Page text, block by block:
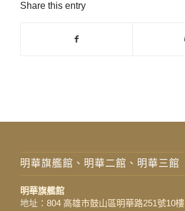
Share this entry
明華旗艦館、明華二館、明華三館
明華旗艦館
地址： 804 高雄市鼓山區明華路251號10樓